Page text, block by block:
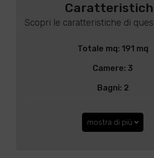
Scopri le caratteristiche di
Totale mq: 191 mq
Camere: 3
Bagni: 2
mostra di più